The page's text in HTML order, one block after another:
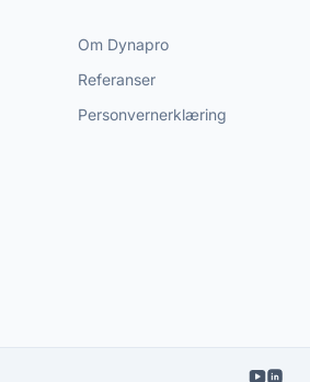
Om Dynapro
Referanser
Personvernerklæring